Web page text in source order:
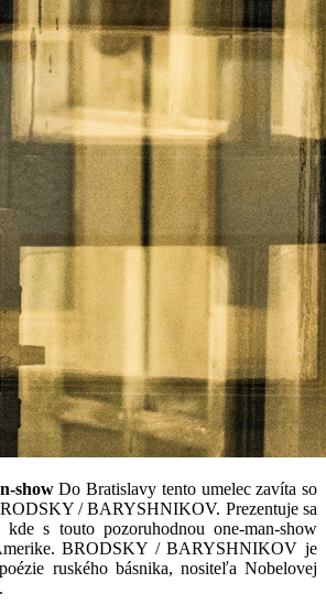
showDo Bratislavy tento umelec zavíta so
/ BARYSHNIKOV. Prezentuje sa
s touto pozoruhodnou one-man-show
BRODSKY / BARYSHNIKOV je
ruského básnika, nositeľa Nobelovej